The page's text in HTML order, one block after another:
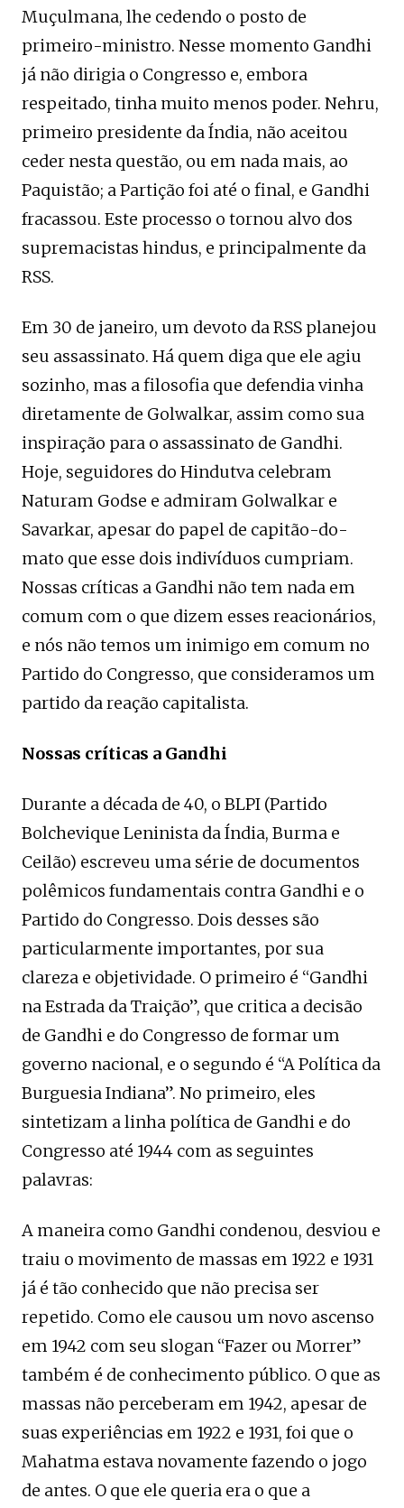
Muçulmana, lhe cedendo o posto de
primeiro-ministro. Nesse momento Gandhi
já não dirigia o Congresso e, embora
respeitado, tinha muito menos poder. Nehru,
primeiro presidente da Índia, não aceitou
ceder nesta questão, ou em nada mais, ao
Paquistão; a Partição foi até o final, e Gandhi
fracassou. Este processo o tornou alvo dos
supremacistas hindus, e principalmente da
RSS.
Em 30 de janeiro, um devoto da RSS planejou
seu assassinato. Há quem diga que ele agiu
sozinho, mas a filosofia que defendia vinha
diretamente de Golwalkar, assim como sua
inspiração para o assassinato de Gandhi.
Hoje, seguidores do Hindutva celebram
Naturam Godse e admiram Golwalkar e
Savarkar, apesar do papel de capitão-do-
mato que esse dois indivíduos cumpriam.
Nossas críticas a Gandhi não tem nada em
comum com o que dizem esses reacionários,
e nós não temos um inimigo em comum no
Partido do Congresso, que consideramos um
partido da reação capitalista.
Nossas críticas a Gandhi
Durante a década de 40, o BLPI (Partido
Bolchevique Leninista da Índia, Burma e
Ceilão) escreveu uma série de documentos
polêmicos fundamentais contra Gandhi e o
Partido do Congresso. Dois desses são
particularmente importantes, por sua
clareza e objetividade. O primeiro é “Gandhi
na Estrada da Traição”, que critica a decisão
de Gandhi e do Congresso de formar um
governo nacional, e o segundo é “A Política da
Burguesia Indiana”. No primeiro, eles
sintetizam a linha política de Gandhi e do
Congresso até 1944 com as seguintes
palavras:
A maneira como Gandhi condenou, desviou e
traiu o movimento de massas em 1922 e 1931
já é tão conhecido que não precisa ser
repetido. Como ele causou um novo ascenso
em 1942 com seu slogan “Fazer ou Morrer”
também é de conhecimento público. O que as
massas não perceberam em 1942, apesar de
suas experiências em 1922 e 1931, foi que o
Mahatma estava novamente fazendo o jogo
de antes. O que ele queria era o que a